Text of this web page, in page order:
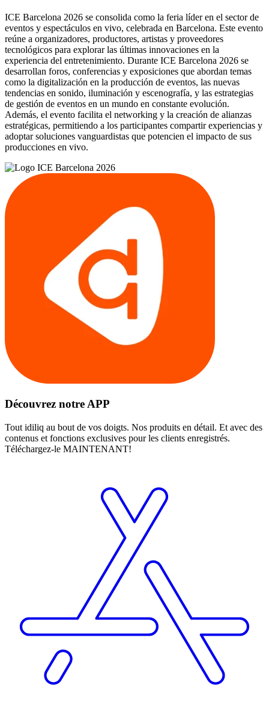
ICE Barcelona 2026 se consolida como la feria líder en el sector de
eventos y espectáculos en vivo, celebrada en Barcelona. Este evento
reúne a organizadores, productores, artistas y proveedores
tecnológicos para explorar las últimas innovaciones en la
experiencia del entretenimiento. Durante ICE Barcelona 2026 se
desarrollan foros, conferencias y exposiciones que abordan temas
como la digitalización en la producción de eventos, las nuevas
tendencias en sonido, iluminación y escenografía, y las estrategias
de gestión de eventos en un mundo en constante evolución.
Además, el evento facilita el networking y la creación de alianzas
estratégicas, permitiendo a los participantes compartir experiencias y
adoptar soluciones vanguardistas que potencien el impacto de sus
producciones en vivo.
Découvrez notre APP
Tout idiliq au bout de vos doigts. Nos produits en détail. Et avec des
contenus et fonctions exclusives pour les clients enregistrés.
Téléchargez-le MAINTENANT!